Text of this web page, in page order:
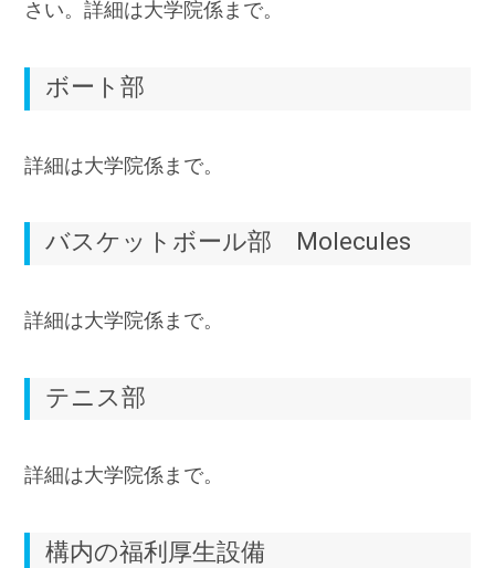
さい。詳細は大学院係まで。
ボート部
詳細は大学院係まで。
バスケットボール部 Molecules
詳細は大学院係まで。
テニス部
詳細は大学院係まで。
構内の福利厚生設備